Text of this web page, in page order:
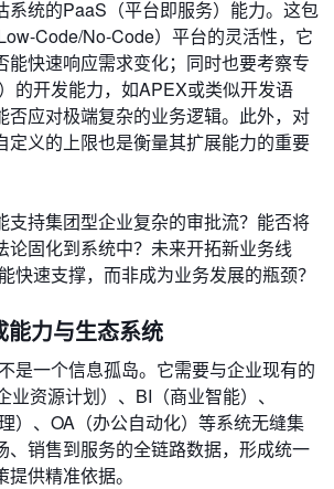
系统的PaaS（平台即服务）能力。这包
Code/No-Code）平台的灵活性，它
能快速响应需求变化；同时也要考察专
的开发能力，如APEX或类似开发语
否应对极端复杂的业务逻辑。此外，对
定义的上限也是衡量其扩展能力的重要
支持集团型企业复杂的审批流？能否将
论固化到系统中？未来开拓新业务线
快速支撑，而非成为业务发展的瓶颈？
力与生态系统
是一个信息孤岛。它需要与企业现有的
资源计划）、BI（商业智能）、
）、OA（办公自动化）等系统无缝集
、销售到服务的全链路数据，形成统一
供精准依据。